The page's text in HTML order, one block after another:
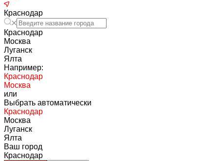
Краснодар
Краснодар
Москва
Луганск
Ялта
Например:
Краснодар
Москва
или
Выбрать автоматически
Краснодар
Москва
Луганск
Ялта
Ваш город
Краснодар